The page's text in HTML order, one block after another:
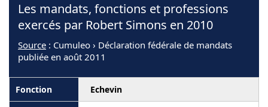
Les mandats, fonctions et professions
exercés par Robert Simons en 2010
Source : Cumuleo › Déclaration fédérale de mandats
publiée en août 2011
Echevin